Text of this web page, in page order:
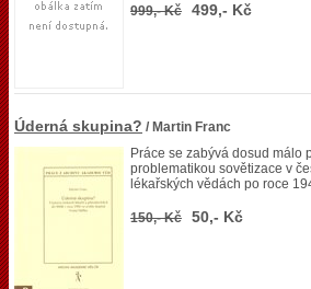
999,- Kč 499,- Kč
Úderná skupina? / Martin Franc
Práce se zabývá dosud málo
problematikou sovětizace v
lékařských vědách po roce
150,- Kč 50,- Kč